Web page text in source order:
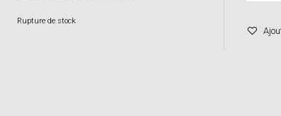
Rupture de stock